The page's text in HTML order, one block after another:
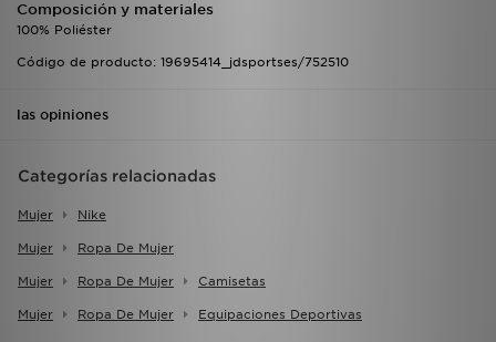
Composición y materiales
100% Poliéster
Código de producto: 19695414_jdsportses/752510
las opiniones
Categorías relacionadas
Mujer Nike
Mujer Ropa De Mujer
Mujer Ropa De Mujer Camisetas
Mujer Ropa De Mujer Equipaciones Deportivas